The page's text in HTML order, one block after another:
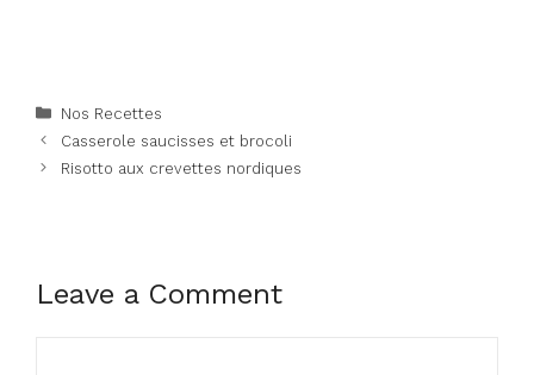
Categories
Nos Recettes
Casserole saucisses et brocoli
Risotto aux crevettes nordiques
Leave a Comment